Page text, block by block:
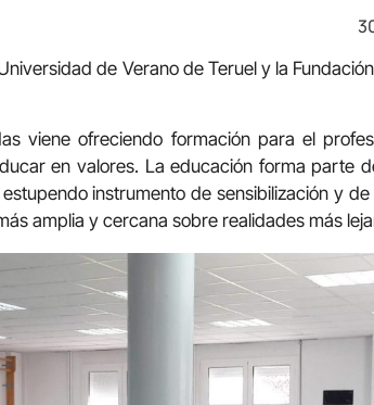
de Verano de Teruel y la
viene ofreciendo formación para el
en valores. La educación forma parte
instrumento de sensibilización y
amplia y cercana sobre realidades más